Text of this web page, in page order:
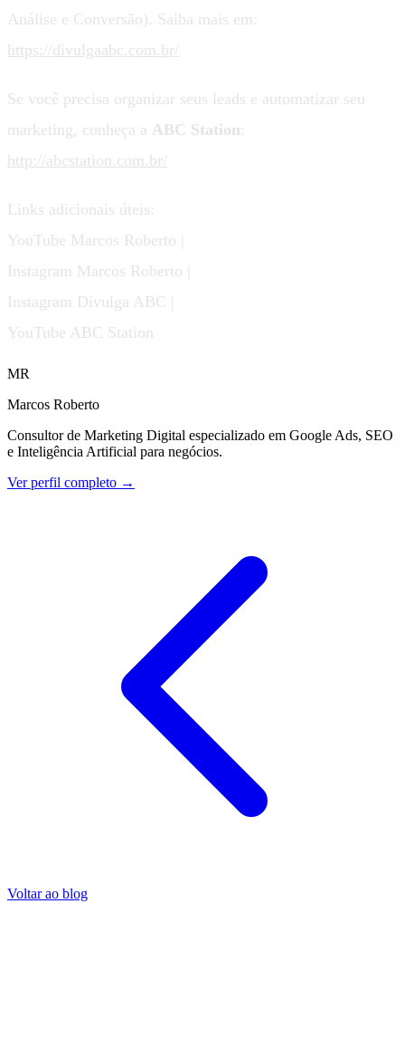
Análise e Conversão). Saiba mais em:
https://divulgaabc.com.br/
Se você precisa organizar seus leads e automatizar seu
marketing, conheça a ABC Station:
http://abcstation.com.br/
Links adicionais úteis:
YouTube Marcos Roberto |
Instagram Marcos Roberto |
Instagram Divulga ABC |
YouTube ABC Station
MR
Marcos Roberto
Consultor de Marketing Digital especializado em Google Ads, SEO
e Inteligência Artificial para negócios.
Ver perfil completo →
Voltar ao blog